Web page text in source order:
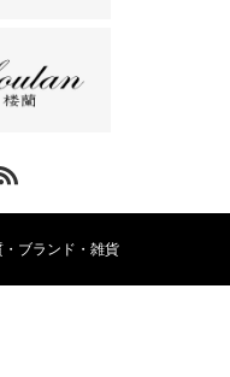
ブランド・雑貨